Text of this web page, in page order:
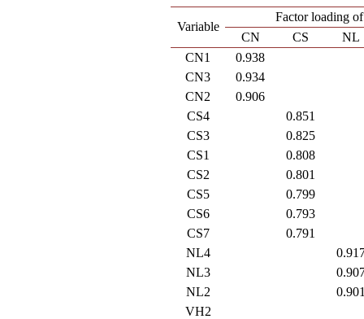
Variable
Factor loading
CN
CS
NL
CN1
0.938
CN3
0.934
CN2
0.906
CS4
0.851
CS3
0.825
CS1
0.808
CS2
0.801
CS5
0.799
CS6
0.793
CS7
0.791
NL4
NL3
NL2
VH2